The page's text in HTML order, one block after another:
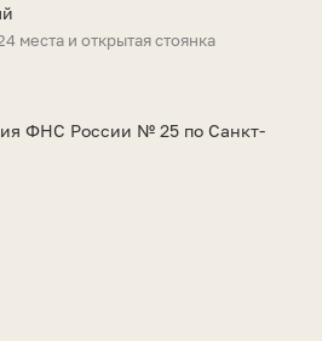
места и открытая стоянка
ФНС России № 25 по Санкт-